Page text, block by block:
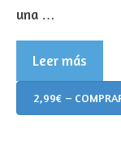
una …
Leer más
2,99€ –